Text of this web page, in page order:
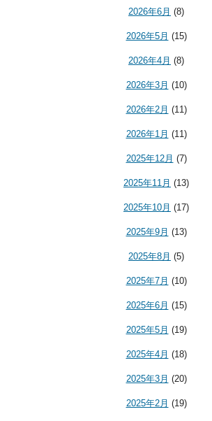
2026年6月 (8)
2026年5月 (15)
2026年4月 (8)
2026年3月 (10)
2026年2月 (11)
2026年1月 (11)
2025年12月 (7)
2025年11月 (13)
2025年10月 (17)
2025年9月 (13)
2025年8月 (5)
2025年7月 (10)
2025年6月 (15)
2025年5月 (19)
2025年4月 (18)
2025年3月 (20)
2025年2月 (19)